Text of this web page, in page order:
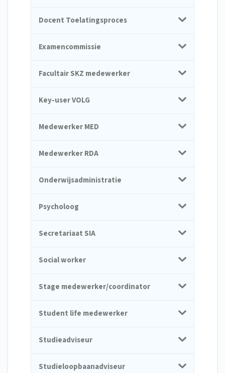
Docent Toelatingsproces
Examencommissie
Facultair SKZ medewerker
Key-user VOLG
Medewerker MED
Medewerker RDA
Onderwijsadministratie
Psycholoog
Secretariaat SIA
Social worker
Stage medewerker/coordinator
Student life medewerker
Studieadviseur
Studieloopbaanadviseur